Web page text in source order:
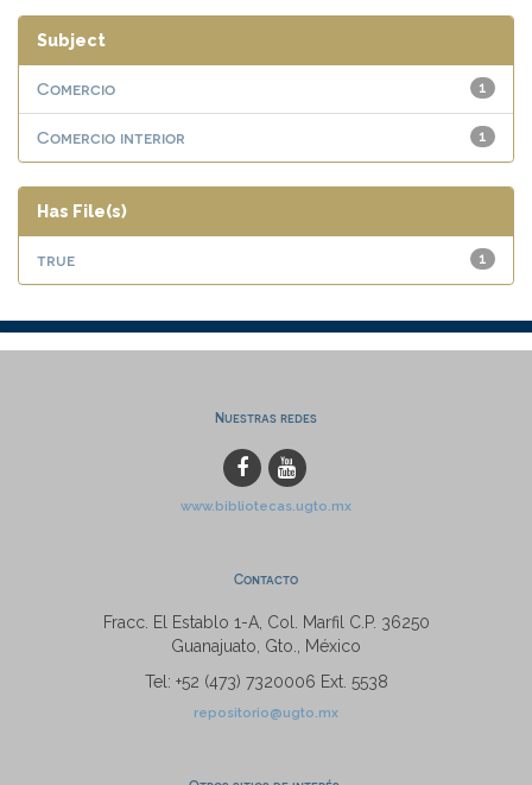
Subject
1
Comercio
1
Comercio interior
Has File(s)
1
true
Nuestras redes
www.bibliotecas.ugto.mx
Contacto
Fracc. El Establo 1-A, Col. Marfil C.P. 36250
Guanajuato, Gto., México
Tel: +52 (473) 7320006 Ext. 5538
repositorio@ugto.mx